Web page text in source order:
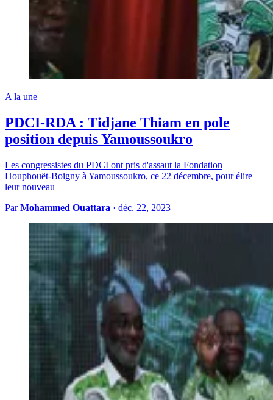
A la une
PDCI-RDA : Tidjane Thiam en pole
position depuis Yamoussoukro
Les congressistes du PDCI ont pris d'assaut la Fondation
Houphouët-Boigny à Yamoussoukro, ce 22 décembre, pour élire
leur nouveau
ParMohammed Ouattara · déc. 22, 2023